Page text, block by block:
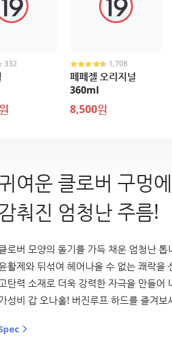
332 1,708
페페젤 오리지널
360ml
8,500원
여운 클로버 구멍에
감춰진 엄청난 주름!
로버 모양의 돌기를 가득 채운 엄청난 톱
활제와 뒤섞여 헤어나올 수 없는 쾌락을
탄력 소재로 더욱 강력한 자극을 만들어
성비 갑 오나홀! 버진루프 하드를 즐겨보